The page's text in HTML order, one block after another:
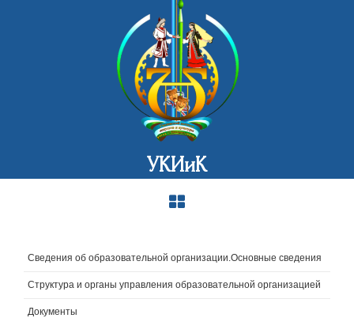
УКИиК
Сведения об образовательной организации.Основные сведения
Структура и органы управления образовательной организацией
Документы